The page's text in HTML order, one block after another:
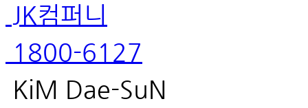
JK컴퍼니
1800-6127
KiM Dae-SuN